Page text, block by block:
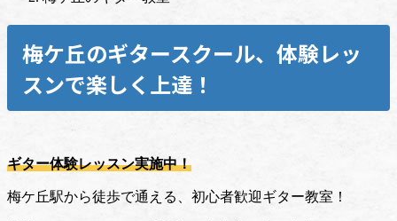
梅ケ丘のギタースクール、体験レッ
スンで楽しく上達！
ギター体験レッスン実施中！
梅ケ丘駅から徒歩で通える、初心者歓迎ギター教室！